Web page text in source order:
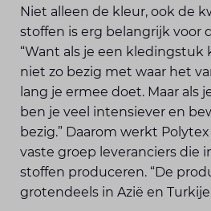
Niet alleen de kleur, ook de
stoffen is erg belangrijk voor
“Want als je een kleding­stuk
niet zo bezig met waar het
lang je ermee doet. Maar als
ben je veel intensiever en
bezig.” Daarom werkt
vaste groep leveranciers die
stoffen produceren. “De
grotendeels in Azië en